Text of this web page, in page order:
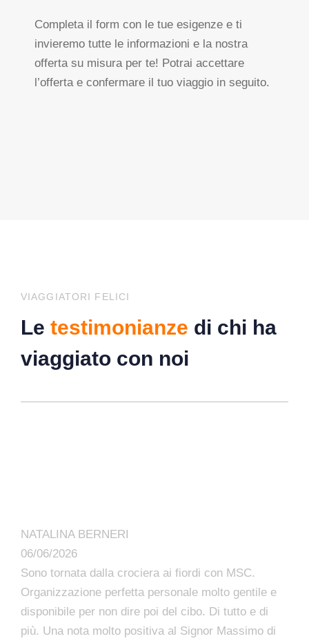
Completa il form con le tue esigenze e ti
invieremo tutte le informazioni e la nostra
offerta su misura per te! Potrai accettare
l’offerta e confermare il tuo viaggio in seguito.
VIAGGIATORI FELICI
Le testimonianze di chi ha
viaggiato con noi
NATALINA BERNERI
06/06/2026
Sono tornata dalla crociera ai fiordi con MSC.
Organizzazione perfetta personale molto gentile e
disponibile per non dire poi del cibo. Di tutto e di
più. Una nota molto positiva al Signor Massimo di